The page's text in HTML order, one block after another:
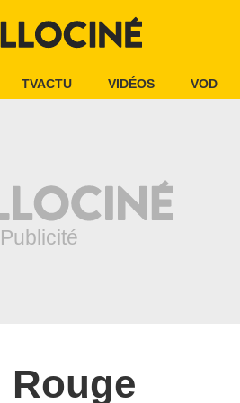
TVACTU VIDÉOS VOD
Rouge